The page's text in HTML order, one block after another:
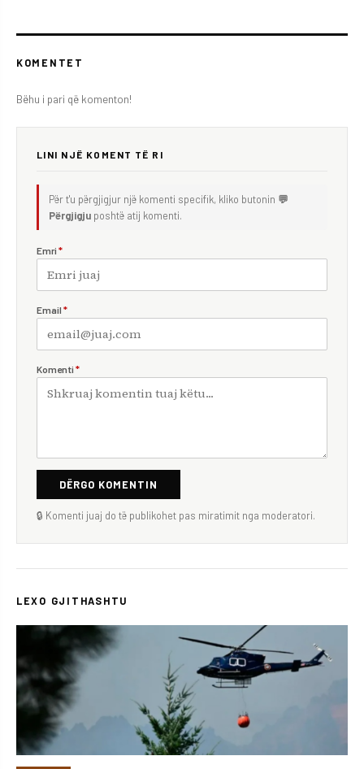
KOMENTET
Bëhu i pari që komenton!
LINI NJË KOMENT TË RI
Për t'u përgjigjur një komenti specifik, kliko butonin 💬
Përgjigju poshtë atij komenti.
Emri *
Email *
Komenti *
DËRGO KOMENTIN
🔒 Komenti juaj do të publikohet pas miratimit nga moderatori.
LEXO GJITHASHTU